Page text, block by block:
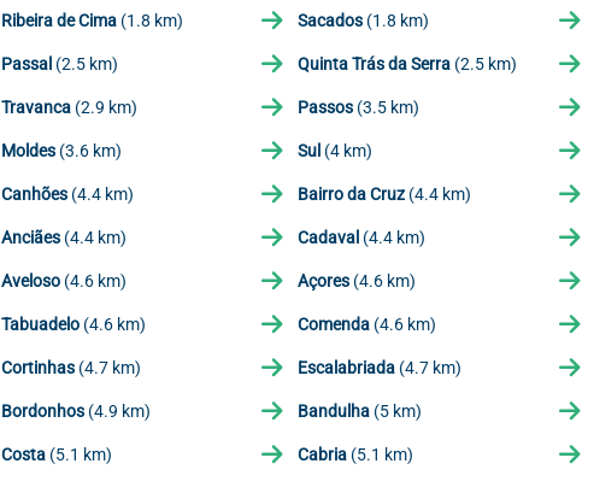
Ribeira de Cima(1.8 km) Sacados (1.8 km)
Passal (2.5 km) Quinta Trás da Serra (2.5 km)
Travanca(2.9 km) Passos (3.5 km)
Moldes(3.6 km) Sul (4 km)
Canhões(4.4 km) Bairro da Cruz (4.4 km)
Anciães(4.4 km) Cadaval (4.4 km)
Aveloso(4.6 km) Açores (4.6 km)
Tabuadelo(4.6 km) Comenda (4.6 km)
Cortinhas(4.7 km) Escalabriada (4.7 km)
Bordonhos(4.9 km) Bandulha (5 km)
Costa(5.1 km) Cabria (5.1 km)